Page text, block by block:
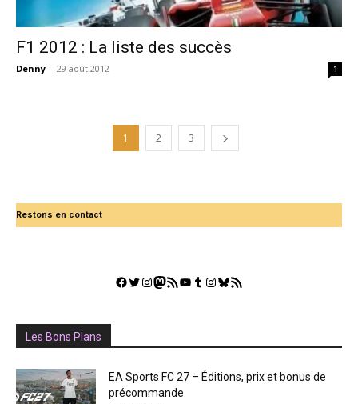
F1 2012 : La liste des succès
Denny - 29 août 2012 1
1 2 3
Restons en contact
Facebook
Twitter
Instagram
Mastodon
Flux RSSYouTube
Tumblr
Instagram
Bluesky
GestGame
Les Bons Plans
EA Sports FC 27 – Éditions, prix et bonus de
précommande